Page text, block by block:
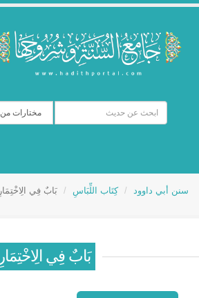
سنن أبي داوود كِتَاب اللِّبَاسِ بَابٌ فِي الِاخْتِمَارِ
بَابٌ فِي الِاخْتِمَارِ